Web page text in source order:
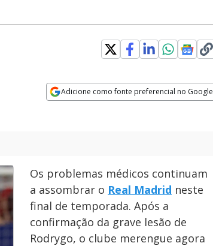
Adicione como fonte preferencial no Google
Os problemas médicos continuam
a assombrar o Real Madrid neste
final de temporada. Após a
confirmação da grave lesão de
Rodrygo, o clube merengue agora